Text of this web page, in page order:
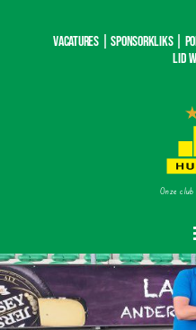
Vacatures | SponsorKliks |
Lid
Onze
Home